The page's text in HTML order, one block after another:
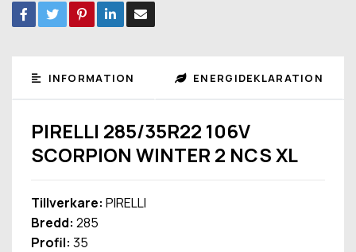
INFORMATION ENERGIDEKLARATION
PIRELLI 285/35R22 106V
SCORPION WINTER 2 NCS XL
Tillverkare: PIRELLI
Bredd: 285
Profil: 35